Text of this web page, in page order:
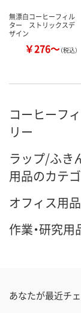
無漂白コーヒーフィル
ター ストリックスデ
ザイン
￥276～（税込）
コーヒーフ
リー
ラップ/ふき
用品のカテ
オフィス用
作業・研究
あなたが最近チ